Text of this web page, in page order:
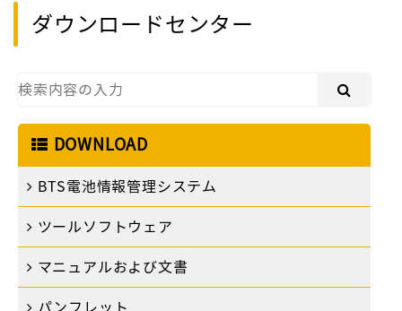
ダウンロードセンター
DOWNLOAD
BTS電池情報管理システム
ツールソフトウェア
マニュアルおよび文書
パンフレット